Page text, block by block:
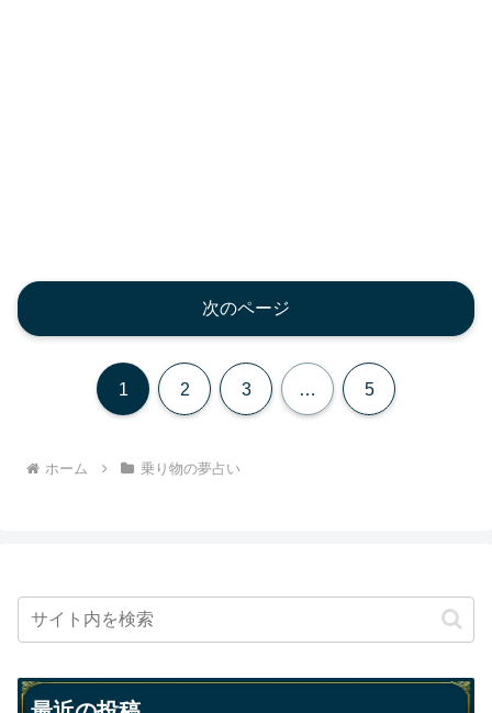
次のページ
1 2 3 … 5
ホーム 乗り物の夢占い